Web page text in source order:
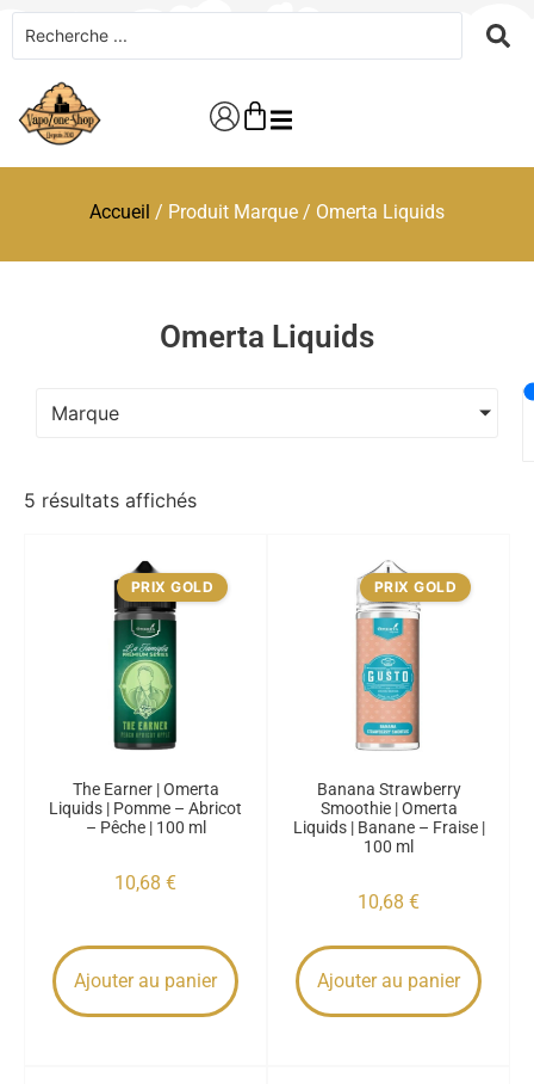
Accueil / Produit Marque / Omerta Liquids
Omerta Liquids
Marque
5 résultats affichés
PRIX GOLD
The Earner | Omerta
Liquids | Pomme – Abricot
– Pêche | 100 ml
10,68 €
Ajouter au panier
PRIX GOLD
Banana Strawberry
Smoothie | Omerta
Liquids | Banane – Fraise |
100 ml
10,68 €
Ajouter au panier